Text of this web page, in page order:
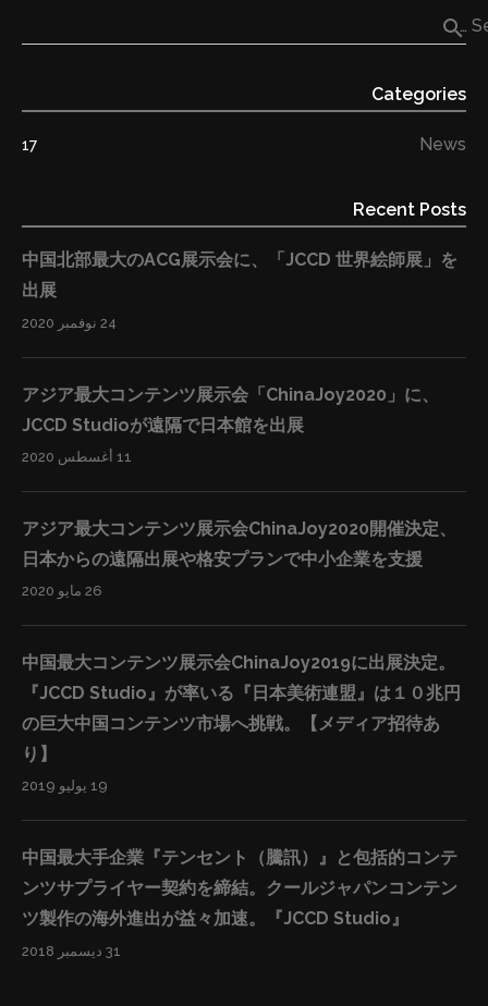
携、クールジャパン教育コンテンツを世界へ発信
025695.html 内閣府主催「クールジャパン・マッチング
業種企業マッチング交流会」に出展決定
025695.html 新たなグローバル“出版”のカタチ。世界に
ール・ジャパン特別部門賞」を受賞。
https://prtimes.jp/main/html/rd/p/000000007.000
025695.html 華和結HDが台湾最大手のC2Cオンライン
スクール『Hahow 』と戦略的業務提携
https://prtimes.jp/main/html/rd/p/000000003.000
025695.html 台湾初上陸！日本のプロから学ぶイラスト
デザインe-Learningを配信開始！受講者が目標人数の
623%で大人気、コンテンツの『Cool Japan』を海外へ
https://prtimes.jp/main/html/rd/p/000000001.000
025695.html 【本事業に関するお問合せ先・資料請求】
ジェクトの表彰（マッチングアワード）」や「展示·プレ
グメッセ）」を行い、コンテンツ分野のみならず製造·販
ヒルズフォーラム 5F ホールA（〒105-6305 東京都港区
虎ノ門1-23-3） 主催：クールジャパン官民連携プラット
フォーム（事務局：内閣府知的財産戦略推進事務局） 後
⑵「コンテンツ活用促進セミナー＆コンテンツ企業×異業
種企業マッチング交流会」 異業種マッチング交流会を通
じて、新たな出会いにより、製品やサービスの付加価値
を高め、事業拡大に向けた可能性の創出を目指します。
コンテンツ企業×「製造」「医療」「教育」分野の企業さ
まのマッチング交流会。東京都内の中小企業者限定。
日 時：平成29年12月6日（水） 13:00～17:00 会 場：
http://contentcollabo.tokyo ■世界を魅了するクールジ
ャパンコンテンツをグローバルにOnline出版 弊社企画·運
営する『JCCD Studio』のグローバルOnline出版事業は
ノウハウの可視化、新たな出版の形を構築しています。
言語的、時間的、経済的制約を超えて学べる世界を目指
ら、日本の様々な分野のコンテンツを世界に届けて行き
ます。 以前にも受賞したグローバルOnline出版事業では
経済的、時間的、場所的制約を超えて、世界13カ国で日
本のプロのイラストレーターの高品質な授業を配信し、
search
Categories
News
17
Recent Posts
中国北部最大のACG展示会に、「JCCD 世界絵師展」を
出展
24 نوفمبر 2020
アジア最大コンテンツ展示会「ChinaJoy2020」に、
JCCD Studioが遠隔で日本館を出展
11 أغسطس 2020
アジア最大コンテンツ展示会ChinaJoy2020開催決定、
日本からの遠隔出展や格安プランで中小企業を支援
26 مايو 2020
中国最大コンテンツ展示会ChinaJoy2019に出展決定。
『JCCD Studio』が率いる『日本美術連盟』は１０兆円
の巨大中国コンテンツ市場へ挑戦。【メディア招待あ
り】
19 يوليو 2019
中国最大手企業『テンセント（騰訊）』と包括的コンテ
ンツサプライヤー契約を締結。クールジャパンコンテン
ツ製作の海外進出が益々加速。『JCCD Studio』
31 ديسمبر 2018